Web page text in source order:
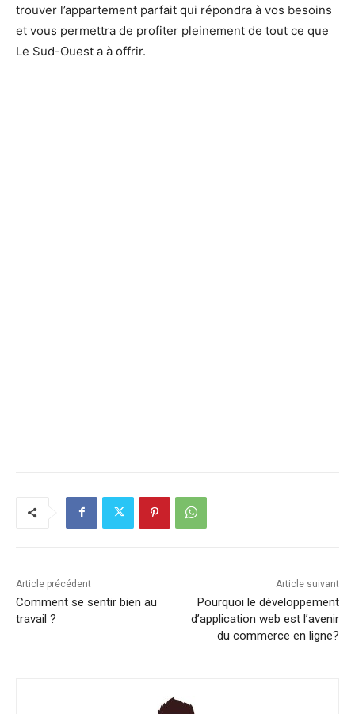
trouver l’appartement parfait qui répondra à vos besoins
et vous permettra de profiter pleinement de tout ce que
Le Sud-Ouest a à offrir.
Article précédent
Comment se sentir bien au
travail ?
Article suivant
Pourquoi le développement
d’application web est l’avenir
du commerce en ligne?